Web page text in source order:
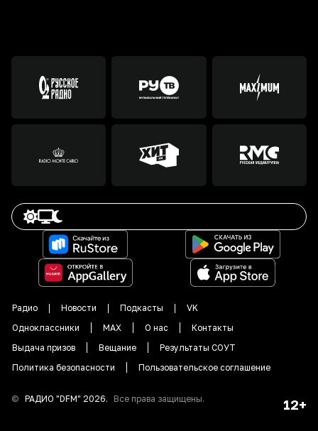
Радио Новости Подкасты
VK
Одноклассники
MAX О нас
Контакты
Выдача призов
Вещание
Результаты СОУТ
Политика безопасности
Пользовательское соглашение
© РАДИО "DFM" 2026. Все права защищены. 12+